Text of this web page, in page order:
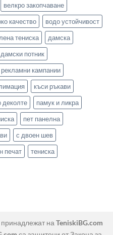
велкро закопчаване
качество
водо устойчивост
тениска
дамска
дамски потник
рекламни кампании
къси ръкави
деколте
памук и ликра
пет панелна
с двоен шев
печат
тениска
на TeniskiBG.com